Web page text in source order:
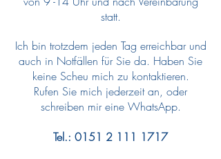
statt.
Ich bin trotzdem jeden Tag erreichbar und
auch in Notfällen für Sie da. Haben Sie
keine Scheu mich zu kontaktieren.
Rufen Sie mich jederzeit an, oder
schreiben mir eine WhatsApp.
Tel.: 0151 2 111 1717